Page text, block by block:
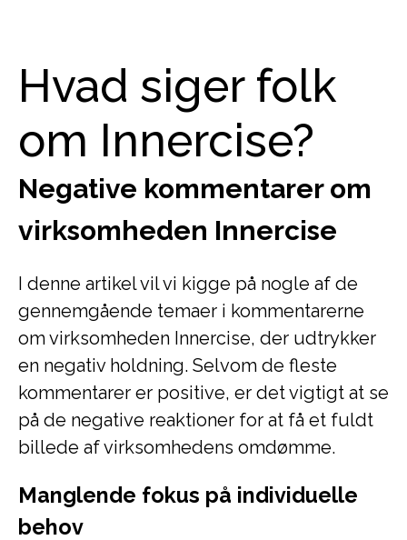
Hvad siger folk
om Innercise?
Negative kommentarer om
virksomheden Innercise
I denne artikel vil vi kigge på nogle af de
gennemgående temaer i kommentarerne
om virksomheden Innercise, der udtrykker
en negativ holdning. Selvom de fleste
kommentarer er positive, er det vigtigt at se
på de negative reaktioner for at få et fuldt
billede af virksomhedens omdømme.
Manglende fokus på individuelle
behov